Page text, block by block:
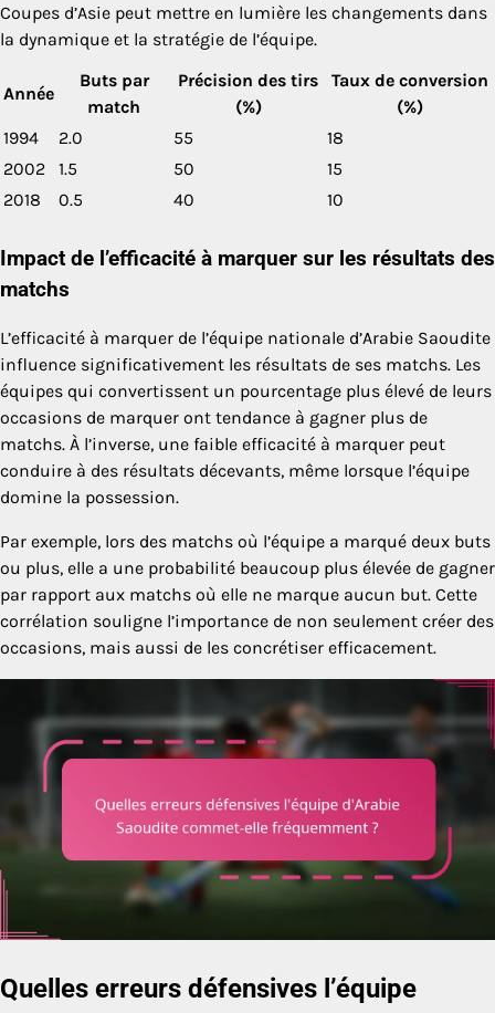
Coupes d’Asie peut mettre en lumière les changements dans
la dynamique et la stratégie de l’équipe.
Année
Buts par
match
Précision des tirs
(%)
Taux de conversion
(%)
1994
2.0 55
18
2002
1.5 50
15
2018
0.5 40 10
Impact de l’efficacité à marquer sur les résultats des
matchs
L’efficacité à marquer de l’équipe nationale d’Arabie Saoudite
influence significativement les résultats de ses matchs. Les
équipes qui convertissent un pourcentage plus élevé de leurs
occasions de marquer ont tendance à gagner plus de
matchs. À l’inverse, une faible efficacité à marquer peut
conduire à des résultats décevants, même lorsque l’équipe
domine la possession.
Par exemple, lors des matchs où l’équipe a marqué deux buts
ou plus, elle a une probabilité beaucoup plus élevée de gagner
par rapport aux matchs où elle ne marque aucun but. Cette
corrélation souligne l’importance de non seulement créer des
occasions, mais aussi de les concrétiser efficacement.
Quelles erreurs défensives l’équipe